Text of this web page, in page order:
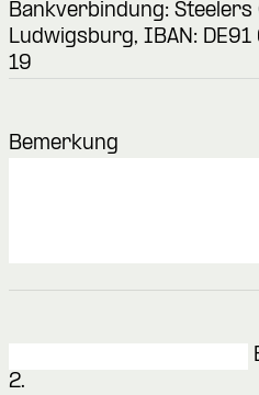
Bankverbindung: Steelers
Ludwigsburg, IBAN:
19
Bemerkung
2.